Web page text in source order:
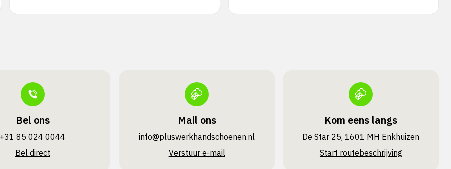
Bel ons
+31 85 024 0044
Bel direct
Mail ons
info@pluswerk­handschoenen.nl
Verstuur e-mail
Kom eens langs
De Star 25, 1601 MH Enkhuizen
Start routebeschrijving